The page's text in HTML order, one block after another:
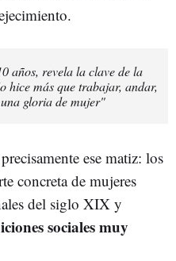
años, revela la clave de la
hice más que trabajar, andar,
gloria de mujer"
ese matiz: los
concreta de mujeres
del siglo XIX y
sociales muy